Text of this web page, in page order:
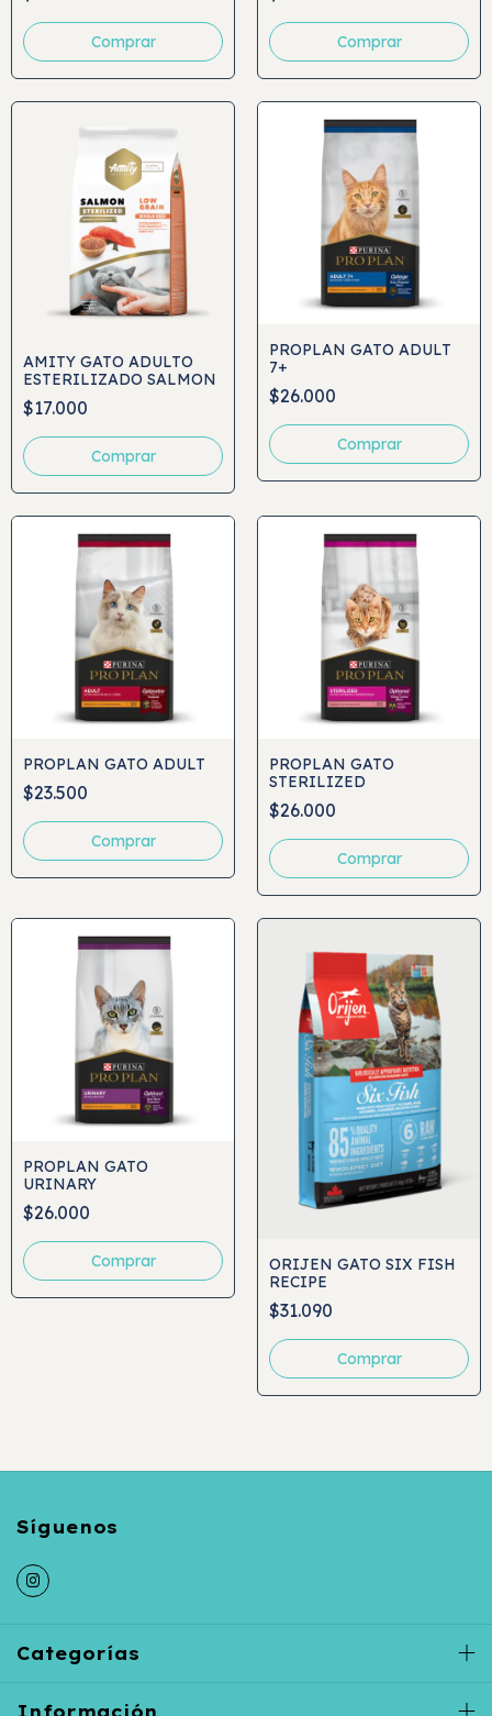
Comprar Comprar
AMITY GATO ADULTO
ESTERILIZADO SALMON
$17.000
Comprar
PROPLAN GATO ADULT
7+
$26.000
Comprar
PROPLAN GATO ADULT
$23.500
Comprar
PROPLAN GATO
STERILIZED
$26.000
Comprar
PROPLAN GATO
URINARY
$26.000
Comprar
ORIJEN GATO SIX FISH
RECIPE
$31.090
Comprar
Categorías
Información